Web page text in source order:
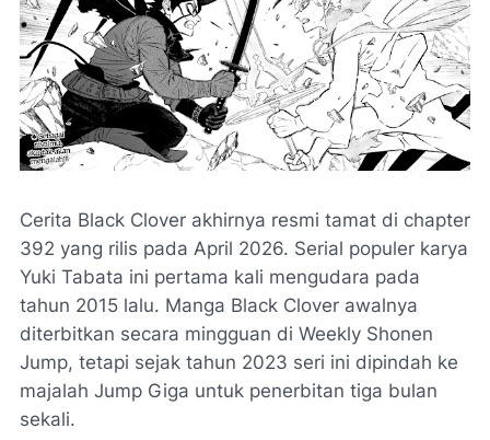
Cerita Black Clover akhirnya resmi tamat di chapter
392 yang rilis pada April 2026. Serial populer karya
Yuki Tabata ini pertama kali mengudara pada
tahun 2015 lalu. Manga Black Clover awalnya
diterbitkan secara mingguan di Weekly Shonen
Jump, tetapi sejak tahun 2023 seri ini dipindah ke
majalah Jump Giga untuk penerbitan tiga bulan
sekali.